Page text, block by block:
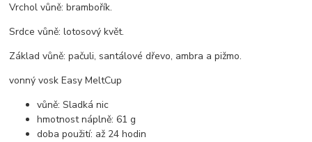
Vrchol vůně: brambořík.
Srdce vůně: lotosový květ.
Základ vůně: pačuli, santálové dřevo, ambra a pižmo.
vonný vosk Easy MeltCup
vůně: Sladká nic
hmotnost náplně: 61 g
doba použití: až 24 hodin